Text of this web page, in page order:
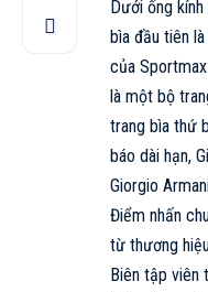
Dưới ống
bìa đầu tiên
của
là một bộ
trang bìa thứ
báo dài hạn,
Giorgio
Điểm nhấn
từ thương
Biên tập viên